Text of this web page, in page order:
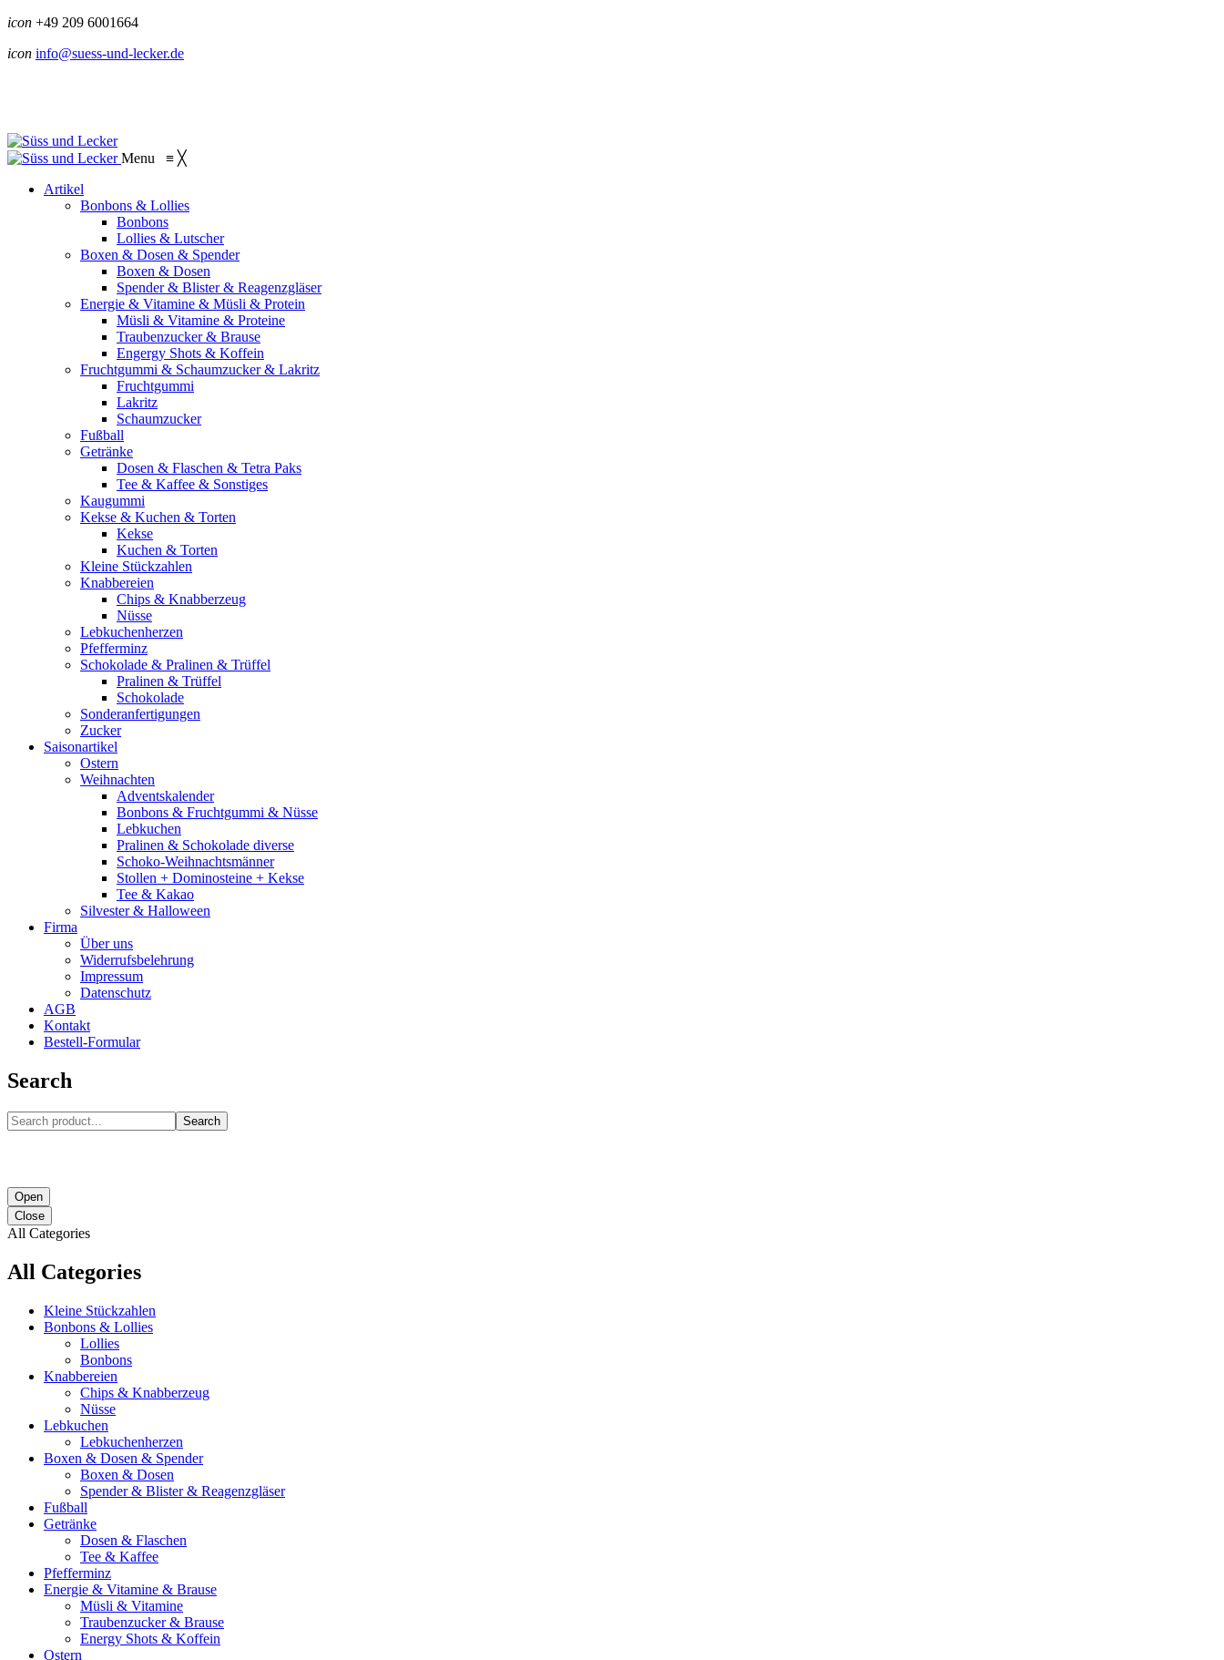
icon +49 209 6001664
icon info@suess-und-lecker.de
Menu ≡ ╳
Artikel
Bonbons & Lollies
Bonbons
Lollies & Lutscher
Boxen & Dosen & Spender
Boxen & Dosen
Spender & Blister & Reagenzgläser
Energie & Vitamine & Müsli & Protein
Müsli & Vitamine & Proteine
Traubenzucker & Brause
Engergy Shots & Koffein
Fruchtgummi & Schaumzucker & Lakritz
Fruchtgummi
Lakritz
Schaumzucker
Fußball
Getränke
Dosen & Flaschen & Tetra Paks
Tee & Kaffee & Sonstiges
Kaugummi
Kekse & Kuchen & Torten
Kekse
Kuchen & Torten
Kleine Stückzahlen
Knabbereien
Chips & Knabberzeug
Nüsse
Lebkuchenherzen
Pfefferminz
Schokolade & Pralinen & Trüffel
Pralinen & Trüffel
Schokolade
Sonderanfertigungen
Zucker
Saisonartikel
Ostern
Weihnachten
Adventskalender
Bonbons & Fruchtgummi & Nüsse
Lebkuchen
Pralinen & Schokolade diverse
Schoko-Weihnachtsmänner
Stollen + Dominosteine + Kekse
Tee & Kakao
Silvester & Halloween
Firma
Über uns
Widerrufsbelehrung
Impressum
Datenschutz
AGB
Kontakt
Bestell-Formular
Search
Search
Open
Close
All Categories
All Categories
Kleine Stückzahlen
Bonbons & Lollies
Lollies
Bonbons
Knabbereien
Chips & Knabberzeug
Nüsse
Lebkuchen
Lebkuchenherzen
Boxen & Dosen & Spender
Boxen & Dosen
Spender & Blister & Reagenzgläser
Fußball
Getränke
Dosen & Flaschen
Tee & Kaffee
Pfefferminz
Energie & Vitamine & Brause
Müsli & Vitamine
Traubenzucker & Brause
Energy Shots & Koffein
Ostern